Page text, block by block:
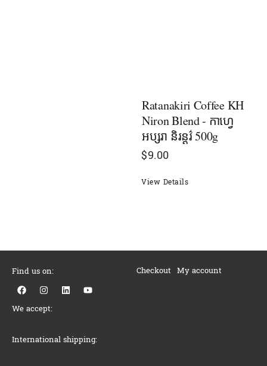
Ratanakiri Coffee KH
Niron Blend - កាហ្វេ
អប្សរា​ និរន្ដរ៌ 500g
$9.00
View Details
Find us on:
F
a
e
o
k
I
n
t
r
a
L
i
i
n
Y
o
e
We accept:
International shipping:
Checkout My account